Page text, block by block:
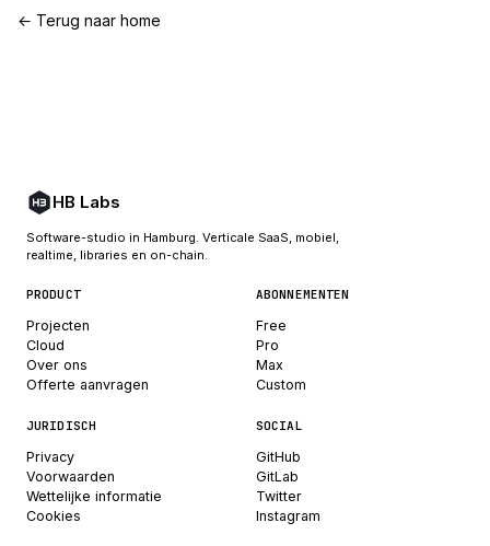
← Terug naar home
HB Labs
Software-studio in Hamburg. Verticale SaaS, mobiel,
realtime, libraries en on-chain.
PRODUCT
Projecten
Cloud
Over ons
Offerte aanvragen
ABONNEMENTEN
Free
Pro
Max
Custom
JURIDISCH
Privacy
Voorwaarden
Wettelijke informatie
Cookies
SOCIAL
GitHub
GitLab
Twitter
Instagram